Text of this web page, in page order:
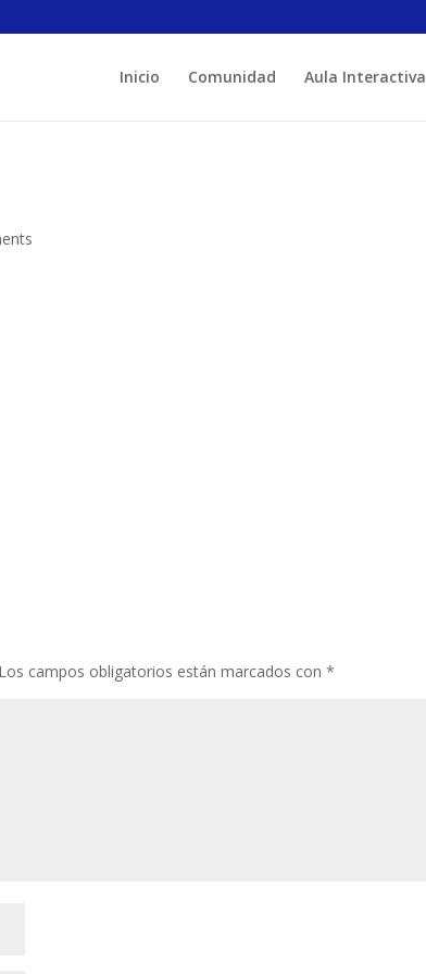
Inicio Comunidad Aula Interactiva
Los campos obligatorios están marcados con*